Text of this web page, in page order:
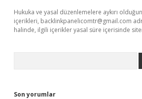
Hukuka ve yasal düzenlemelere aykırı
içerikleri, backlinkpanelicomtr@gmail.com
halinde, ilgili içerikler yasal süre içerisinde
Son yorumlar